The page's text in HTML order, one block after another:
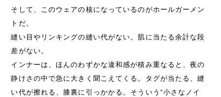
そして、このウェアの核になっているのがホールガーメン
トだ。
縫い目やリンキングの縫い代がない。肌に当たる余計な段
差がない。
インナーは、ほんのわずかな違和感が積み重なると、夜の
静けさの中で急に大きく聞こえてくる。タグが当たる、縫
い代が擦れる、膝裏に引っかかる。そういう“小さなノイ